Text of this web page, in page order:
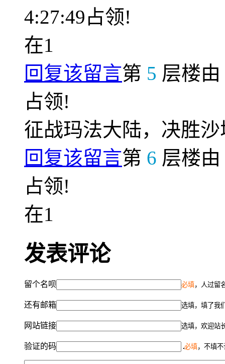
4:27:49占领!
在1
回复该留言第 5 层楼由
占领!
征战玛法大陆，决胜
回复该留言第 6 层楼由
占领!
在1
发表评论
留个名呗 必填，人过留
还有邮箱 选填，填了我
网站链接 选填，欢迎站
验证的码 必填，不填